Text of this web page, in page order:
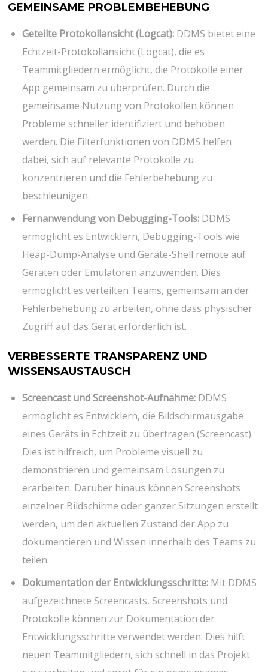
GEMEINSAME PROBLEMBEHEBUNG
Geteilte Protokollansicht (Logcat): DDMS bietet eine
Echtzeit-Protokollansicht (Logcat), die es
Teammitgliedern ermöglicht, die Protokolle einer
App gemeinsam zu überprüfen. Durch die
gemeinsame Nutzung von Protokollen können
Probleme schneller identifiziert und behoben
werden. Die Filterfunktionen von DDMS helfen
dabei, sich auf relevante Protokolle zu
konzentrieren und die Fehlerbehebung zu
beschleunigen.
Fernanwendung von Debugging-Tools: DDMS
ermöglicht es Entwicklern, Debugging-Tools wie
Heap-Dump-Analyse und Geräte-Shell remote auf
Geräten oder Emulatoren anzuwenden. Dies
ermöglicht es verteilten Teams, gemeinsam an der
Fehlerbehebung zu arbeiten, ohne dass physischer
Zugriff auf das Gerät erforderlich ist.
VERBESSERTE TRANSPARENZ UND
WISSENSAUSTAUSCH
Screencast und Screenshot-Aufnahme: DDMS
ermöglicht es Entwicklern, die Bildschirmausgabe
eines Geräts in Echtzeit zu übertragen (Screencast).
Dies ist hilfreich, um Probleme visuell zu
demonstrieren und gemeinsam Lösungen zu
erarbeiten. Darüber hinaus können Screenshots
einzelner Bildschirme oder ganzer Sitzungen erstellt
werden, um den aktuellen Zustand der App zu
dokumentieren und Wissen innerhalb des Teams zu
teilen.
Dokumentation der Entwicklungsschritte: Mit DDMS
aufgezeichnete Screencasts, Screenshots und
Protokolle können zur Dokumentation der
Entwicklungsschritte verwendet werden. Dies hilft
neuen Teammitgliedern, sich schnell in das Projekt